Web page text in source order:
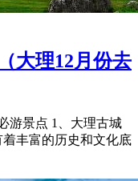
大理12月份去
游景点 1、大理古城
丰富的历史和文化底